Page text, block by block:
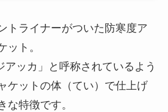
トライナーがついた防寒度ア
ット。
アッカ」と呼称されているよう
ケットの体（てい）で仕上げ
な特徴です。